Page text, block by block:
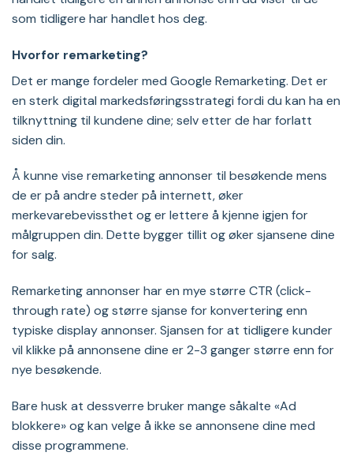
som tidligere har handlet hos deg.
Hvorfor remarketing?
Det er mange fordeler med Google Remarketing. Det er
en sterk digital markedsføringsstrategi fordi du kan ha en
tilknyttning til kundene dine; selv etter de har forlatt
siden din.
Å kunne vise remarketing annonser til besøkende mens
de er på andre steder på internett, øker
merkevarebevissthet og er lettere å kjenne igjen for
målgruppen din. Dette bygger tillit og øker sjansene dine
for salg.
Remarketing annonser har en mye større CTR (click-
through rate) og større sjanse for konvertering enn
typiske display annonser. Sjansen for at tidligere kunder
vil klikke på annonsene dine er 2-3 ganger større enn for
nye besøkende.
Bare husk at dessverre bruker mange såkalte «Ad
blokkere» og kan velge å ikke se annonsene dine med
disse programmene.